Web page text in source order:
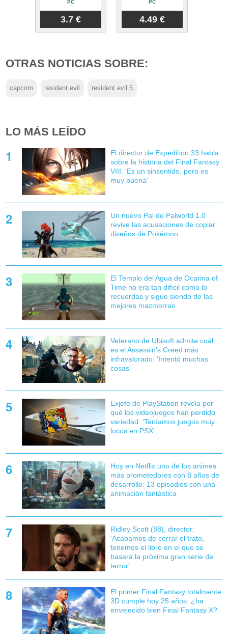
PC
3.7 €
PC
4.49 €
OTRAS NOTICIAS SOBRE:
capcom resident evil resident evil 5
LO MÁS LEÍDO
El director de Expedition 33 habla
sobre la historia del Final Fantasy
VIII: 'Es un sinsentido, pero es
muy buena'
Un nuevo Pal de Palworld 1.0
revive las acusaciones de copiar
diseños de Pokémon
El Templo del Agua de Ocarina of
Time no era tan difícil como lo
recuerdas y sigue siendo de las
mejores mazmorras
Veterano de Ubisoft admite cuál
es el Assassin's Creed más
infravalorado: 'Intentó muchas
cosas'
Exjefe de PlayStation revela por
qué los videojuegos han perdido
variedad: 'Teníamos juegos muy
locos en PSX'
Hoy en Netflix uno de los animes
más prometedores con 8 años de
desarrollo: 13 episodios con una
animación fantástica
Ridley Scott (88), director:
'Acabamos de cerrar el trato,
tenemos el libro en el que se
basará la próxima gran serie de
terror'
El primer Final Fantasy totalmente
3D cumple hoy 25 años: ¿ha
envejecido bien Final Fantasy X?